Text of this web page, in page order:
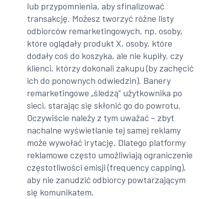
lub przypomnienia, aby sfinalizować
transakcję. Możesz tworzyć różne listy
odbiorców remarketingowych, np. osoby,
które oglądały produkt X, osoby, które
dodały coś do koszyka, ale nie kupiły, czy
klienci, którzy dokonali zakupu (by zachęcić
ich do ponownych odwiedzin). Banery
remarketingowe „śledzą” użytkownika po
sieci, starając się skłonić go do powrotu.
Oczywiście należy z tym uważać – zbyt
nachalne wyświetlanie tej samej reklamy
może wywołać irytację. Dlatego platformy
reklamowe często umożliwiają ograniczenie
częstotliwości emisji (frequency capping),
aby nie zanudzić odbiorcy powtarzającym
się komunikatem.